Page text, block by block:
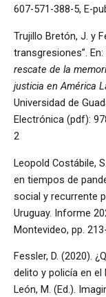
607-571-388-5, E-
Trujillo Bretón, J. y
transgresiones”.
rescate de la
justicia en América
Universidad de
Electrónica (pdf):
2
Leopold Costábile,
en tiempos de
social y recurrente
Uruguay. Informe
Montevideo, pp.
Fessler, D. (2020).
delito y policía en el
León, M. (Ed.).